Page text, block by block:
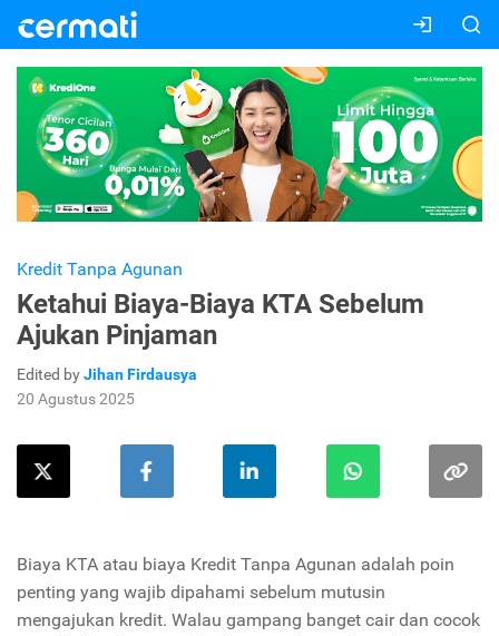
Kredit Tanpa Agunan
Ketahui Biaya-Biaya KTA Sebelum
Ajukan Pinjaman
Edited byJihan Firdausya
20 Agustus 2025
Biaya KTA atau biaya Kredit Tanpa Agunan adalah poin
penting yang wajib dipahami sebelum mutusin
mengajukan kredit. Walau gampang banget cair dan cocok